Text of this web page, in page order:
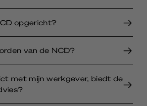
opgericht?
van de NCD?
met mijn werkgever, biedt de